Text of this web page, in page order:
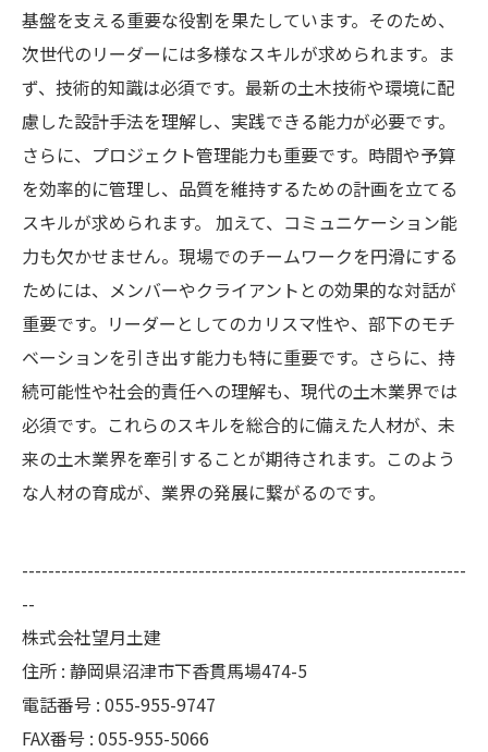
基盤を支える重要な役割を果たしています。そのため、
次世代のリーダーには多様なスキルが求められます。ま
ず、技術的知識は必須です。最新の土木技術や環境に配
慮した設計手法を理解し、実践できる能力が必要です。
さらに、プロジェクト管理能力も重要です。時間や予算
を効率的に管理し、品質を維持するための計画を立てる
スキルが求められます。 加えて、コミュニケーション能
力も欠かせません。現場でのチームワークを円滑にする
ためには、メンバーやクライアントとの効果的な対話が
重要です。リーダーとしてのカリスマ性や、部下のモチ
ベーションを引き出す能力も特に重要です。さらに、持
続可能性や社会的責任への理解も、現代の土木業界では
必須です。これらのスキルを総合的に備えた人材が、未
来の土木業界を牽引することが期待されます。このよう
な人材の育成が、業界の発展に繋がるのです。
--------------------------------------------------------------------
--
株式会社望月土建
住所 : 静岡県沼津市下香貫馬場474-5
電話番号 : 055-955-9747
FAX番号 : 055-955-5066